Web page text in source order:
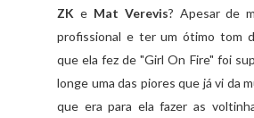
ZK e Mat Verevis? Apesar de
profissional e ter um ótimo tom
que ela fez de "Girl On Fire" foi
longe uma das piores que já vi da
que era para ela fazer as